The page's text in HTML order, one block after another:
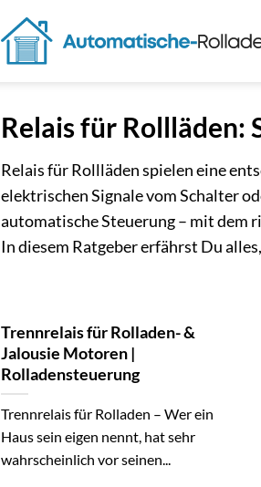
Relais für Rollläden:
Relais für Rollläden spielen eine
elektrischen Signale vom Schalter
automatische Steuerung – mit dem
In diesem Ratgeber erfährst Du
Trennrelais für Rolladen- &
Jalousie Motoren |
Rolladensteuerung
Trennrelais für Rolladen – Wer ein
Haus sein eigen nennt, hat sehr
wahrscheinlich vor seinen...